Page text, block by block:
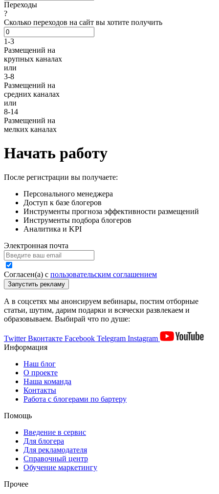
Переходы
?
Сколько переходов на сайт вы хотите получить
1-3
Размещений на
крупных каналах
или
3-8
Размещений на
средних каналах
или
8-14
Размещений на
мелких каналах
Начать работу
После регистрации вы получаете:
Персонального менеджера
Доступ к базе блогеров
Инструменты прогноза эффективности размещений
Инструменты подбора блогеров
Аналитика и KPI
Электронная почта
Согласен(а) с пользовательским соглашением
А в соцсетях мы анонсируем вебинары, постим отборные
статьи, шутим, дарим подарки и всячески развлекаем и
образовываем. Выбирай что по душе:
TwitterВконтакте Facebook Telegram Instagram
Информация
Наш блог
О проекте
Наша команда
Контакты
Работа с блогерами по бартеру
Помощь
Введение в сервис
Для блогера
Для рекламодателя
Справочный центр
Обучение маркетингу
Прочее